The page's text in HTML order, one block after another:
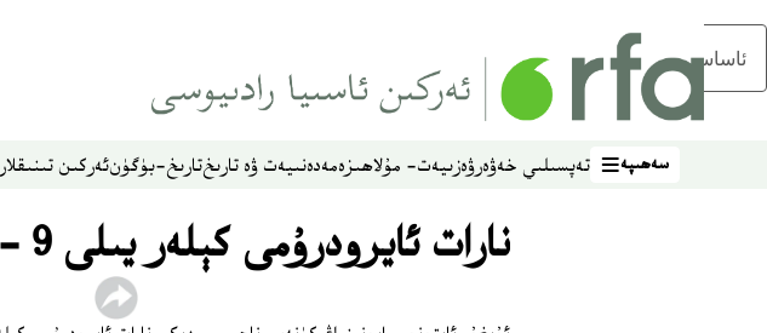
ئاساسلىق مەزمۇنغا ئاتلاڭ
سەھىپە
سەھىپە تەپسىلىي خەۋەرۋەزىيەت- مۇلاھىزەمەدەنىيەت ۋە تارىختارىخ-بۈگۈنئەركىن تىنىقلار
نارات ئايرودرۇمى كېلەر يىلى 9 - ئايدا پۈتىدۇ